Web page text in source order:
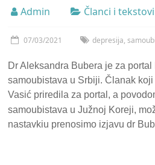
Admin Članci i tekstovi
07/03/2021 depresija,
Dr Aleksandra Bubera je za
samoubistava u Srbiji. Članak
Vasić priredila za portal, a
samoubistava u Južnoj Koreji,
nastavkiu prenosimo izjavu dr